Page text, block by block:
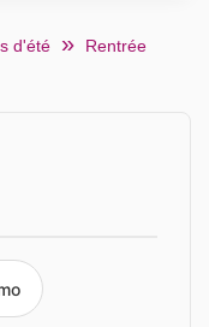
d'été
Rentrée